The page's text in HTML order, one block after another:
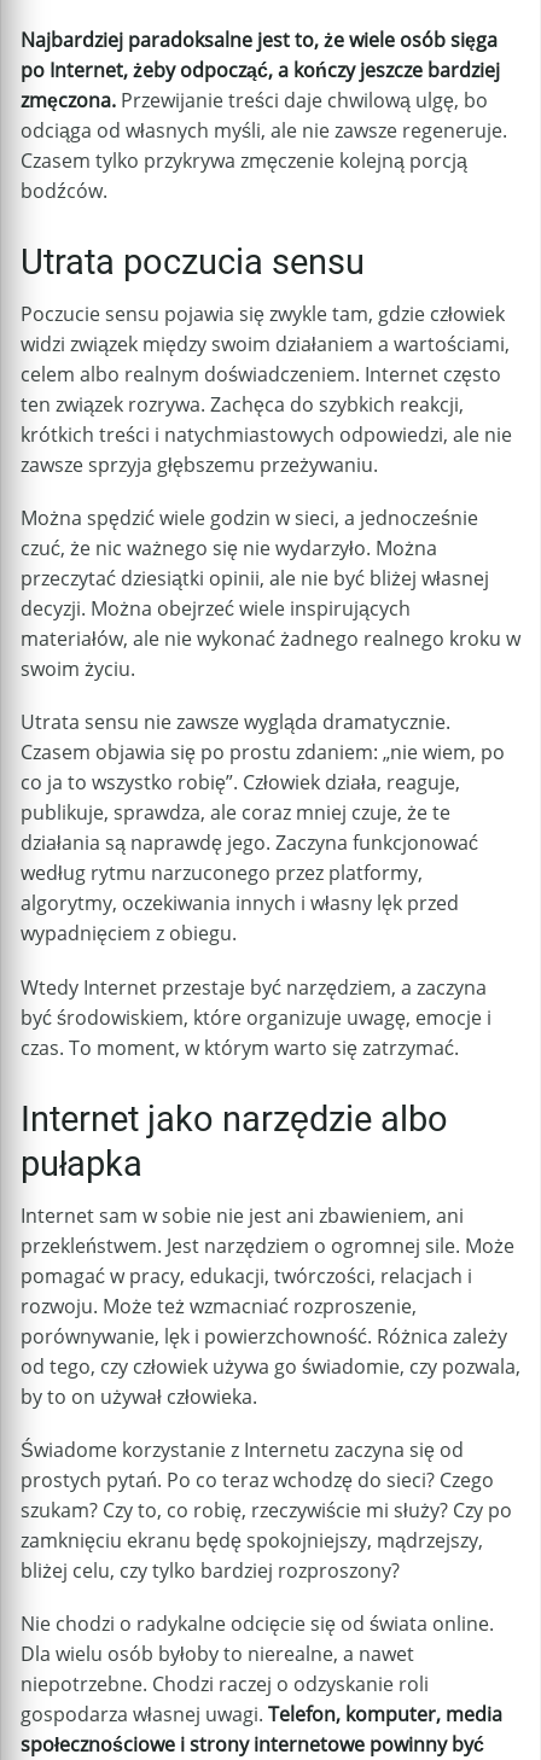
Najbardziej paradoksalne jest to, że wiele osób sięga
po Internet, żeby odpocząć, a kończy jeszcze bardziej
zmęczona. Przewijanie treści daje chwilową ulgę, bo
odciąga od własnych myśli, ale nie zawsze regeneruje.
Czasem tylko przykrywa zmęczenie kolejną porcją
bodźców.
Utrata poczucia sensu
Poczucie sensu pojawia się zwykle tam, gdzie człowiek
widzi związek między swoim działaniem a wartościami,
celem albo realnym doświadczeniem. Internet często
ten związek rozrywa. Zachęca do szybkich reakcji,
krótkich treści i natychmiastowych odpowiedzi, ale nie
zawsze sprzyja głębszemu przeżywaniu.
Można spędzić wiele godzin w sieci, a jednocześnie
czuć, że nic ważnego się nie wydarzyło. Można
przeczytać dziesiątki opinii, ale nie być bliżej własnej
decyzji. Można obejrzeć wiele inspirujących
materiałów, ale nie wykonać żadnego realnego kroku w
swoim życiu.
Utrata sensu nie zawsze wygląda dramatycznie.
Czasem objawia się po prostu zdaniem: „nie wiem, po
co ja to wszystko robię”. Człowiek działa, reaguje,
publikuje, sprawdza, ale coraz mniej czuje, że te
działania są naprawdę jego. Zaczyna funkcjonować
według rytmu narzuconego przez platformy,
algorytmy, oczekiwania innych i własny lęk przed
wypadnięciem z obiegu.
Wtedy Internet przestaje być narzędziem, a zaczyna
być środowiskiem, które organizuje uwagę, emocje i
czas. To moment, w którym warto się zatrzymać.
Internet jako narzędzie albo
pułapka
Internet sam w sobie nie jest ani zbawieniem, ani
przekleństwem. Jest narzędziem o ogromnej sile. Może
pomagać w pracy, edukacji, twórczości, relacjach i
rozwoju. Może też wzmacniać rozproszenie,
porównywanie, lęk i powierzchowność. Różnica zależy
od tego, czy człowiek używa go świadomie, czy pozwala,
by to on używał człowieka.
Świadome korzystanie z Internetu zaczyna się od
prostych pytań. Po co teraz wchodzę do sieci? Czego
szukam? Czy to, co robię, rzeczywiście mi służy? Czy po
zamknięciu ekranu będę spokojniejszy, mądrzejszy,
bliżej celu, czy tylko bardziej rozproszony?
Nie chodzi o radykalne odcięcie się od świata online.
Dla wielu osób byłoby to nierealne, a nawet
niepotrzebne. Chodzi raczej o odzyskanie roli
gospodarza własnej uwagi. Telefon, komputer, media
społecznościowe i strony internetowe powinny być